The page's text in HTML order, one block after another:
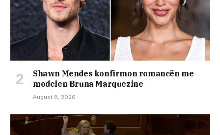
Shawn Mendes konfirmon romancën me
modelen Bruna Marquezine
August 8, 2026